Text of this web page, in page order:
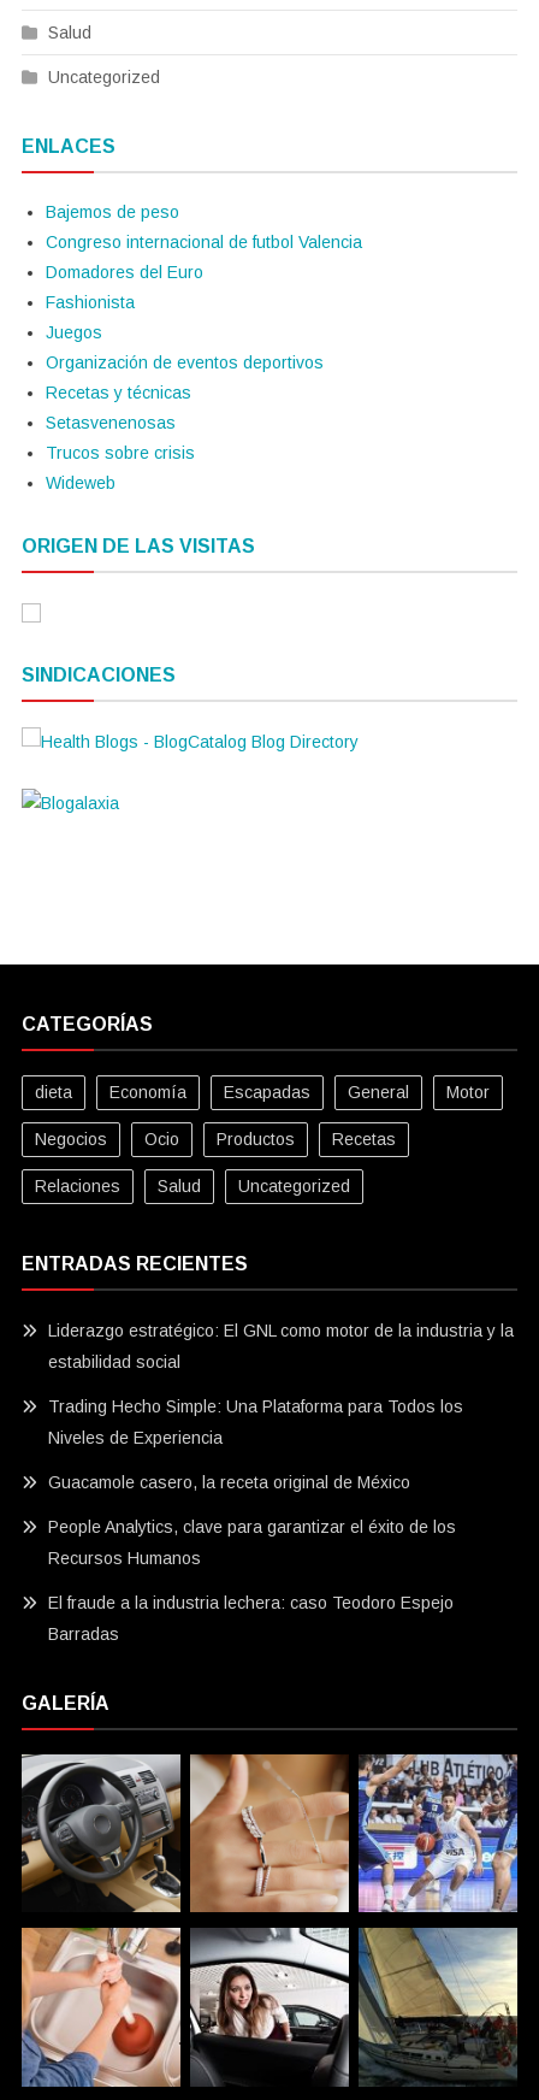
Salud
Uncategorized
ENLACES
Bajemos de peso
Congreso internacional de futbol Valencia
Domadores del Euro
Fashionista
Juegos
Organización de eventos deportivos
Recetas y técnicas
Setasvenenosas
Trucos sobre crisis
Wideweb
ORIGEN DE LAS VISITAS
SINDICACIONES
CATEGORÍAS
dieta Economía Escapadas General Motor
Negocios Ocio Productos Recetas
Relaciones Salud Uncategorized
ENTRADAS RECIENTES
Liderazgo estratégico: El GNL como motor de la industria y la
estabilidad social
Trading Hecho Simple: Una Plataforma para Todos los
Niveles de Experiencia
Guacamole casero, la receta original de México
People Analytics, clave para garantizar el éxito de los
Recursos Humanos
El fraude a la industria lechera: caso Teodoro Espejo
Barradas
GALERÍA